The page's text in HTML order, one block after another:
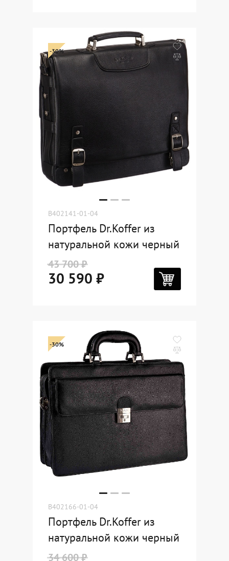
-30%
B402141-01-04
Портфель Dr.Koffer из
натуральной кожи черный
43 700 ₽
30 590 ₽
-30%
B402166-01-04
Портфель Dr.Koffer из
натуральной кожи черный
34 600 ₽